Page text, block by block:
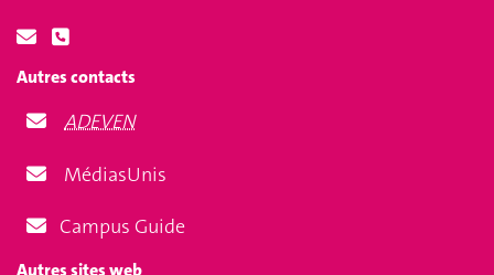
Autres contacts
ADEVEN
MédiasUnis
Campus Guide
Autres sites web